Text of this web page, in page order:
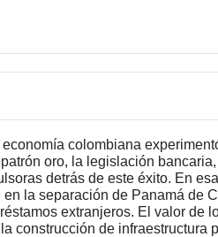
colombiana
oro, la legislación
detrás de este éxito. En
la separación de Panamá de
extranjeros. El valor
construcción de